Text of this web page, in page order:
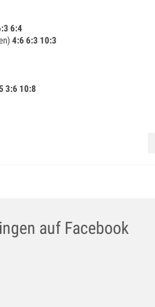
6:4
4:6 6:3 10:3
3:6 10:8
auf Facebook